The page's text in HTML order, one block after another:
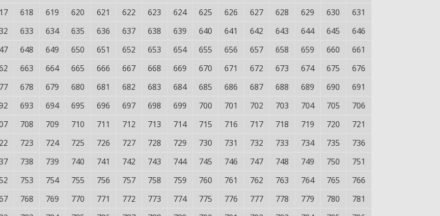
618 619 620 621 622 623 624 625 626 627 628 629 630
631
633 634 635 636 637 638 639 640 641 642 643 644 645
646
648 649 650 651 652 653 654 655 656 657 658 659 660
661
663 664 665 666 667 668 669 670 671 672 673 674 675
676
678 679 680 681 682 683 684 685 686 687 688 689 690
691
693 694 695 696 697 698 699 700 701 702 703 704 705
706
708 709 710 711 712 713 714 715 716 717 718 719 720
721
723 724 725 726 727 728 729 730 731 732 733 734 735
736
738 739 740 741 742 743 744 745 746 747 748 749 750
751
753 754 755 756 757 758 759 760 761 762 763 764 765
766
768 769 770 771 772 773 774 775 776 777 778 779 780
781